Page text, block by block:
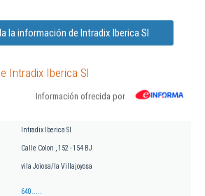
la información de Intradix Iberica Sl
Intradix Iberica Sl
Información ofrecida por
Intradix Iberica Sl
Calle Colon , 152 - 154 BJ
vila Joiosa/la Villajoyosa
640.....